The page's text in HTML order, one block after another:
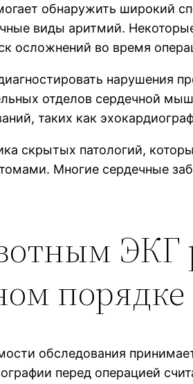
обнаружить широкий
виды аритмий.
осложнений во время
нарушения
отделов сердечной
таких как
скрытых патологий,
Многие сердечные
ЭКГ
порядке
обследования
перед операцией